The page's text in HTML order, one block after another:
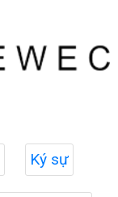
Ký sự